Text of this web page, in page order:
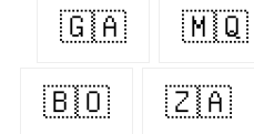
🇬🇦 🇲🇶
🇧🇴 🇿🇦